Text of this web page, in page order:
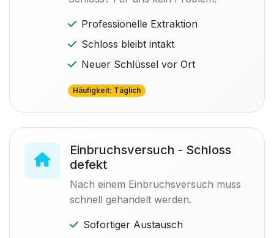
Professionelle Extraktion
Schloss bleibt intakt
Neuer Schlüssel vor Ort
Häufigkeit: Täglich
Einbruchsversuch - Schloss
defekt
Nach einem Einbruchsversuch muss
schnell gehandelt werden.
Sofortiger Austausch